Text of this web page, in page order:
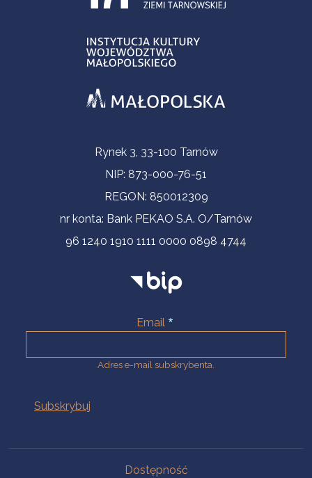
Informacje kontaktoweRynek 3, 33-100 Tarnów
NIP: 873-000-76-51
REGON: 850012309
nr konta: Bank PEKAO S.A. O/Tarnów
96 1240 1910 1111 0000 0898 4744
Email
Adres e-mail subskrybenta.
Dostępność